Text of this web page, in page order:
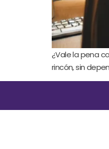
¿Vale la pena
rincón, sin